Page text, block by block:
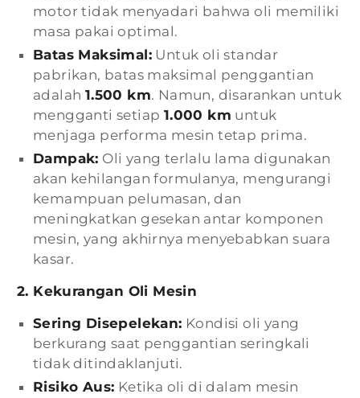
motor tidak menyadari bahwa oli memiliki
masa pakai optimal.
Batas Maksimal: Untuk oli standar
pabrikan, batas maksimal penggantian
adalah 1.500 km. Namun, disarankan untuk
mengganti setiap 1.000 km untuk
menjaga performa mesin tetap prima.
Dampak: Oli yang terlalu lama digunakan
akan kehilangan formulanya, mengurangi
kemampuan pelumasan, dan
meningkatkan gesekan antar komponen
mesin, yang akhirnya menyebabkan suara
kasar.
2. Kekurangan Oli Mesin
Sering Disepelekan: Kondisi oli yang
berkurang saat penggantian seringkali
tidak ditindaklanjuti.
Risiko Aus: Ketika oli di dalam mesin